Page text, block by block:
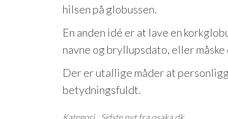
hilsen på globussen.
En anden idé er at lave en
navne og bryllupsdato, eller
Der er utallige måder at
betydningsfuldt.